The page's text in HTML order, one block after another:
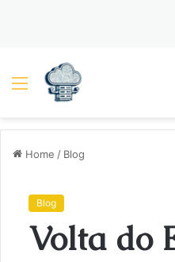
Menu
Home / Blog
Blog
Volta do